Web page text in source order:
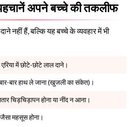
पहचानें अपने बच्चे की तकलीफ
नहीं हैं, बल्कि यह बच्चे के व्यवहार में भी
में छोटे-छोटे लाल दाने।
बार हाथ ले जाना (खुजली का संकेत)।
चिड़चिड़ापन होना या नींद न आना।
महसूस होना।